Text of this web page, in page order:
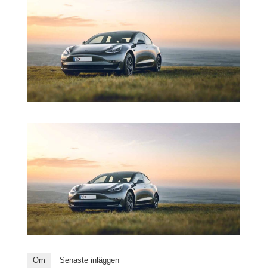
Om Senaste inläggen